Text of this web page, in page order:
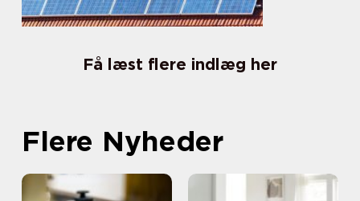
Få læst flere indlæg her
Flere Nyheder